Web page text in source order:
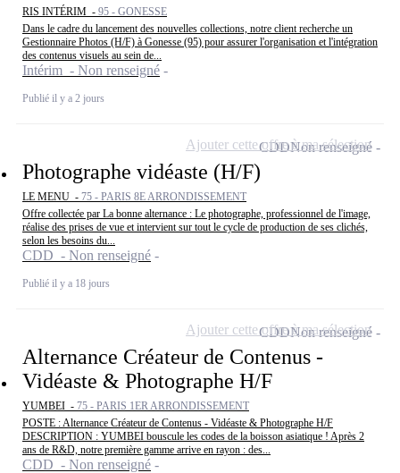
RIS INTÉRIM - 95 - GONESSE
Dans le cadre du lancement des nouvelles collections, notre client recherche un
Gestionnaire Photos (H/F) à Gonesse (95) pour assurer l'organisation et l'intégration
des contenus visuels au sein de...
Intérim - Non renseigné
Publié il y a 2 jours
Photographe vidéaste (H/F)
LE MENU - 75 - PARIS 8E ARRONDISSEMENT
Offre collectée par La bonne alternance : Le photographe, professionnel de l'image,
réalise des prises de vue et intervient sur tout le cycle de production de ses clichés,
selon les besoins du...
CDD - Non renseigné
Publié il y a 18 jours
CDDNon renseigné
Ajouter cette offre à ma sélection
Alternance Créateur de Contenus -
Vidéaste & Photographe H/F
YUMBEI - 75 - PARIS 1ER ARRONDISSEMENT
POSTE : Alternance Créateur de Contenus - Vidéaste & Photographe H/F
DESCRIPTION : YUMBEI bouscule les codes de la boisson asiatique ! Après 2
ans de R&D, notre première gamme arrive en rayon : des...
CDD - Non renseigné
CDDNon renseigné
Ajouter cette offre à ma sélection